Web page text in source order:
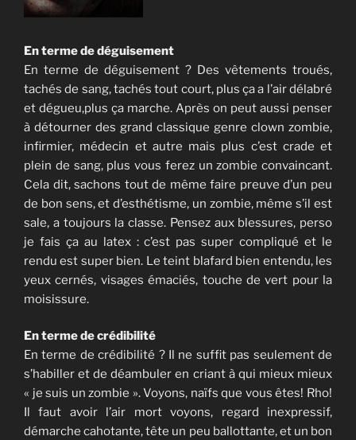
En terme de déguisement
En terme de déguisement ? Des vêtements troués,
tachés de sang, tachés tout court, plus ça a l’air délabré
et dégueu,plus ça marche. Après on peut aussi penser
à détourner des grand classique genre clown zombie,
infirmier, médecin et autre mais plus c’est crade et
plein de sang, plus vous ferez un zombie convaincant.
Cela dit, sachons tout de même faire preuve d’un peu
de bon sens, et d’esthétisme, un zombie, même s’il est
sale, a toujours la classe. Pensez aux blessures, perso
je fais ça au latex : c’est pas super compliqué et le
rendu est super bien. Le teint blafard bien entendu, les
yeux cernés, visages émaciés, touche de vert pour la
moisissure.
En terme de crédibilité
En terme de crédibilité ? Il ne suffit pas seulement de
s’habiller et de déambuler en criant à qui mieux mieux
« je suis un zombie ». Voyons, naïfs que vous êtes! Rho!
Il faut avoir l’air mort voyons, regard inexpressif,
démarche cahotante, tête un peu ballottante, et un bon